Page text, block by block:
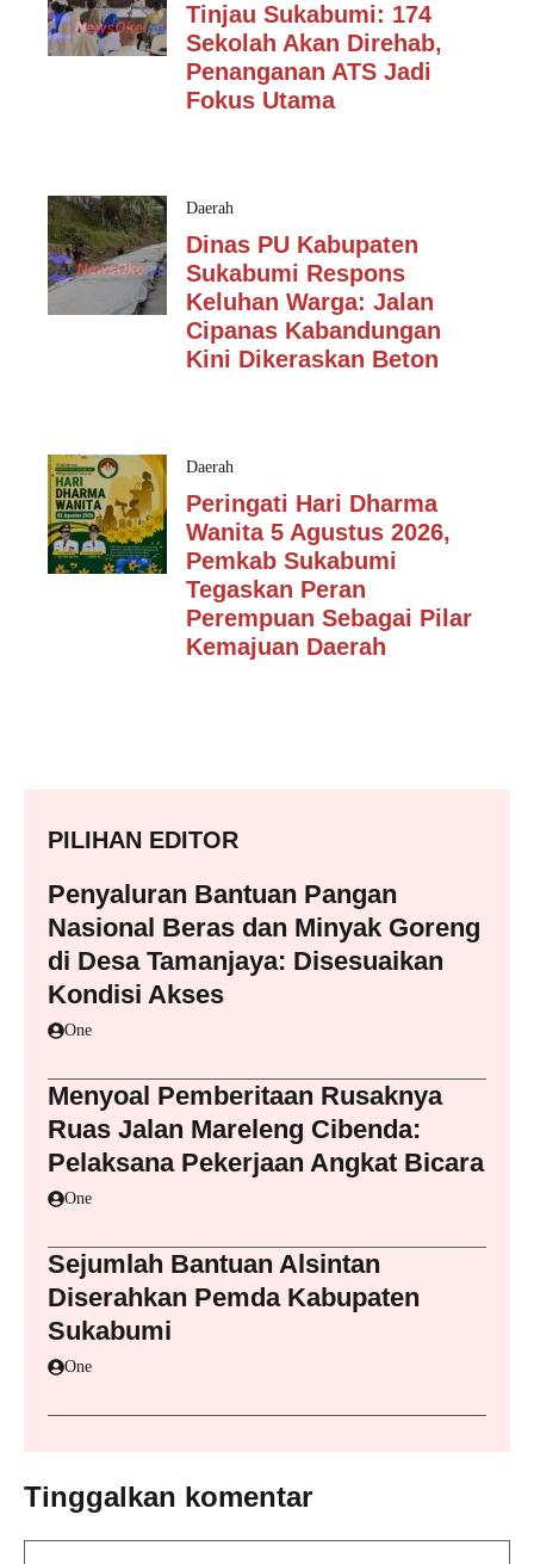
Tinjau Sukabumi: 174
Sekolah Akan Direhab,
Penanganan ATS Jadi
Fokus Utama
Daerah
Dinas PU Kabupaten
Sukabumi Respons
Keluhan Warga: Jalan
Cipanas Kabandungan
Kini Dikeraskan Beton
Daerah
Peringati Hari Dharma
Wanita 5 Agustus 2026,
Pemkab Sukabumi
Tegaskan Peran
Perempuan Sebagai Pilar
Kemajuan Daerah
PILIHAN EDITOR
Penyaluran Bantuan Pangan
Nasional Beras dan Minyak Goreng
di Desa Tamanjaya: Disesuaikan
Kondisi Akses
One
Menyoal Pemberitaan Rusaknya
Ruas Jalan Mareleng Cibenda:
Pelaksana Pekerjaan Angkat Bicara
One
Sejumlah Bantuan Alsintan
Diserahkan Pemda Kabupaten
Sukabumi
One
Tinggalkan komentar